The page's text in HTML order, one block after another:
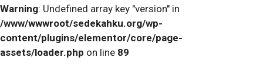
Warning: Undefined array key "version" in
/www/wwwroot/sedekahku.org/wp-
content/plugins/elementor/core/page-
assets/loader.php on line 89